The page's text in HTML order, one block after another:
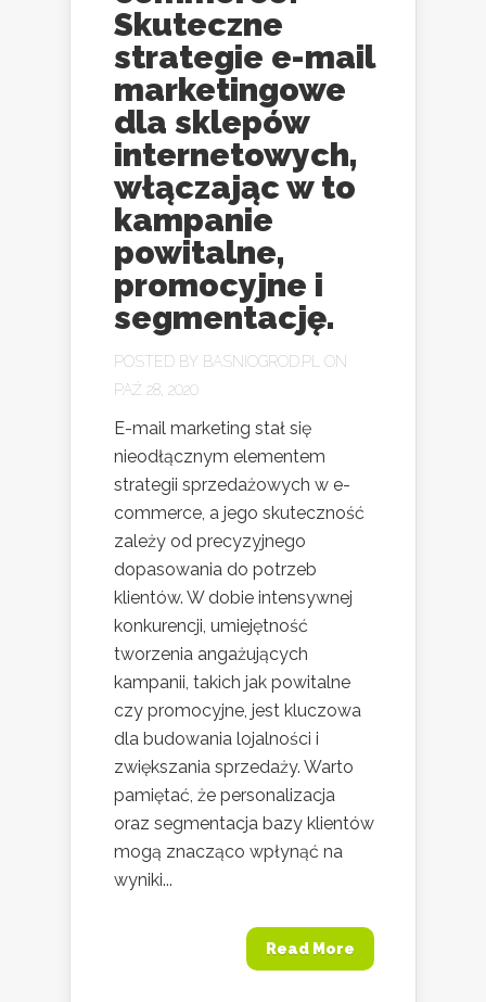
Skuteczne
strategie e-mail
marketingowe
dla sklepów
internetowych,
włączając w to
kampanie
powitalne,
promocyjne i
segmentację.
POSTED BY BASNIOGROD.PL
ON
PAŹ 28, 2020
E-mail marketing stał się
nieodłącznym elementem
strategii sprzedażowych w e-
commerce, a jego skuteczność
zależy od precyzyjnego
dopasowania do potrzeb
klientów. W dobie intensywnej
konkurencji, umiejętność
tworzenia angażujących
kampanii, takich jak powitalne
czy promocyjne, jest kluczowa
dla budowania lojalności i
zwiększania sprzedaży. Warto
pamiętać, że personalizacja
oraz segmentacja bazy klientów
mogą znacząco wpłynąć na
wyniki...
Read More